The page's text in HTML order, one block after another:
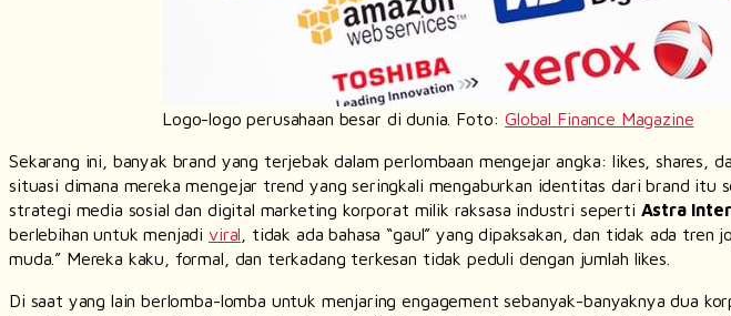
Logo-logo perusahaan besar di dunia. Foto:Global Finance Magazine
Sekarang ini, banyak brand yang terjebak dalam perlombaan mengejar angka:likes, shares,
situasi dimana mereka mengejar trend yang seringkali mengaburkan identitas daribrand itu
strategi media sosial dan digital marketing korporat milik raksasa industri seperti Astra
berlebihan untuk menjadi viral , tidak ada bahasa “gaul” yang dipaksakan, dan tidak ada
muda.” Mereka kaku, formal, dan terkadang terkesan tidak peduli dengan jumlah likes
Di saat yang lain berlomba-lomba untuk menjaringengagementsebanyak-banyaknya dua